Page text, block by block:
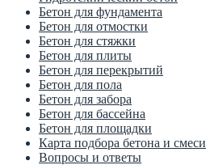
Бетон для фундамента
Бетон для отмостки
Бетон для стяжки
Бетон для плиты
Бетон для перекрытий
Бетон для пола
Бетон для забора
Бетон для бассейна
Бетон для площадки
Карта подбора бетона и смеси
Вопросы и ответы